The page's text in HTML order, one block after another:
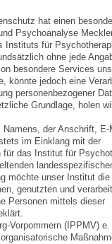
hat einen
Psychoanalyse
Instituts für
ohne jede
besondere Services
könnte jedoch eine
personenbezogener
Grundlage, holen wir
Namens, der Anschrift, E-
im Einklang mit der
für das Institut für
möchte unser Institut die
genutzten und
Personen mittels dieser
Vorpommern (IPPMV)